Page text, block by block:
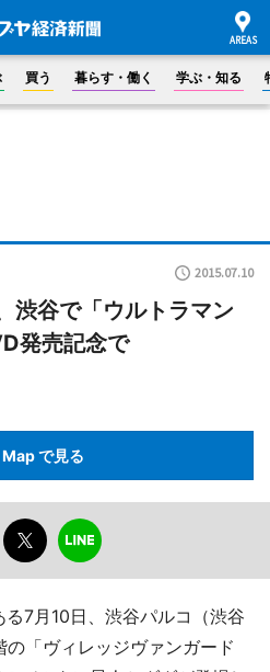
買う 暮らす・働く 学ぶ・知る
2015.07.10
渋谷で「ウルトラマン
発売記念で
で見る
る7月10日、渋谷パルコ（渋谷
「ヴィレッジヴァンガード